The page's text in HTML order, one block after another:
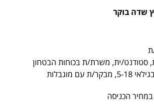
שדה בוקר
במחיר הכניסה